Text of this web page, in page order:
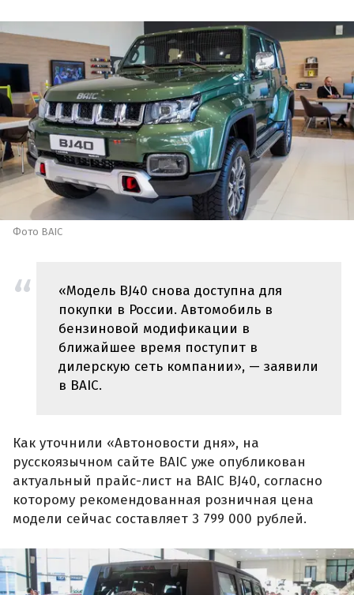
Фото BAIC
«Модель BJ40 снова доступна для
покупки в России. Автомобиль в
бензиновой модификации в
ближайшее время поступит в
дилерскую сеть компании», — заявили
в BAIC.
Как уточнили «Автоновости дня», на
русскоязычном сайте BAIC уже опубликован
актуальный прайс-лист на BAIC BJ40, согласно
которому рекомендованная розничная цена
модели сейчас составляет 3 799 000 рублей.